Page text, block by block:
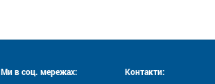
Ми в соц. мережах: Контакти: